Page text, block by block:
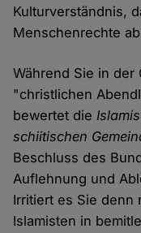
Kulturverständnis,
Menschenrechte
Während Sie in der
"christlichen
bewertet die
schiitischen
Beschluss des
Auflehnung und
Irritiert es Sie denn
Islamisten in